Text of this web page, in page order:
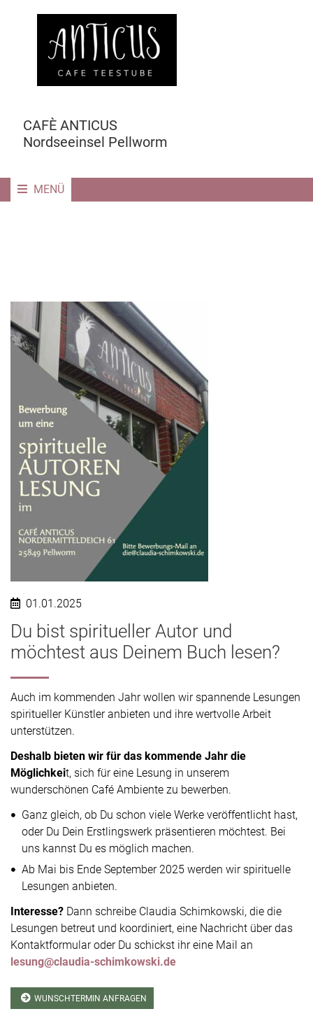
CAFÈ ANTICUS
Nordseeinsel Pellworm
MENÜ
01.01.2025
Du bist spiritueller Autor und
möchtest aus Deinem Buch lesen?
Auch im kommenden Jahr wollen wir spannende Lesungen
spiritueller Künstler anbieten und ihre wertvolle Arbeit
unterstützen.
Deshalb bieten wir für das kommende Jahr die
Möglichkeit, sich für eine Lesung in unserem
wunderschönen Café Ambiente zu bewerben.
Ganz gleich, ob Du schon viele Werke veröffentlicht hast,
oder Du Dein Erstlingswerk präsentieren möchtest. Bei
uns kannst Du es möglich machen.
Ab Mai bis Ende September 2025 werden wir spirituelle
Lesungen anbieten.
Interesse? Dann schreibe Claudia Schimkowski, die die
Lesungen betreut und koordiniert, eine Nachricht über das
Kontaktformular oder Du schickst ihr eine Mail an
lesung@claudia-schimkowski.de
WUNSCHTERMIN ANFRAGEN